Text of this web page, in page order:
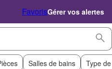
FavorisGérer vos alertes
Salles de bains Type